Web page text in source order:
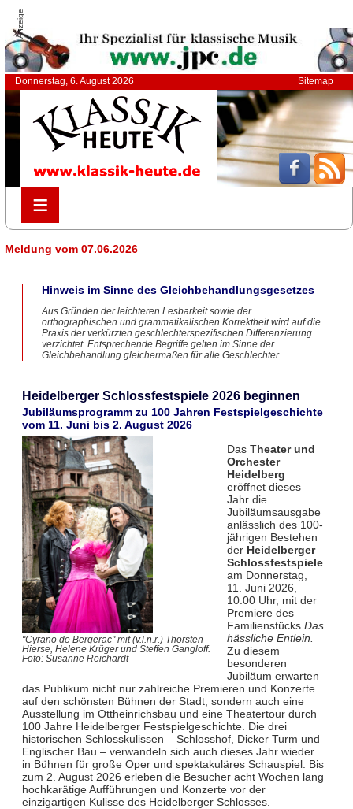
Anzeige
Donnerstag, 6. August 2026 Sitemap
≡
≡
Meldung vom 07.06.2026
Hinweis im Sinne des Gleichbehandlungsgesetzes
Aus Gründen der leichteren Lesbarkeit sowie der
orthographischen und grammatikalischen Korrektheit wird auf die
Praxis der verkürzten geschlechterspezifischen Differenzierung
verzichtet. Entsprechende Begriffe gelten im Sinne der
Gleichbehandlung gleichermaßen für alle Geschlechter.
Heidelberger Schlossfestspiele 2026 beginnen
Jubiläumsprogramm zu 100 Jahren Festspielgeschichte
vom 11. Juni bis 2. August 2026
"Cyrano de Bergerac" mit (v.l.n.r.) Thorsten
Hierse, Helene Krüger und Steffen Gangloff.
Foto: Susanne Reichardt
Das Theater und
Orchester
Heidelberg
eröffnet dieses
Jahr die
Jubiläumsausgabe
anlässlich des 100-
jährigen Bestehen
der Heidelberger
Schlossfestspiele
am Donnerstag,
11. Juni 2026,
10:00 Uhr, mit der
Premiere des
Familienstücks Das
hässliche Entlein.
Zu diesem
besonderen
Jubiläum erwarten
das Publikum nicht nur zahlreiche Premieren und Konzerte
auf den schönsten Bühnen der Stadt, sondern auch eine
Ausstellung im Ottheinrichsbau und eine Theatertour durch
100 Jahre Heidelberger Festspielgeschichte. Die drei
historischen Schlosskulissen – Schlosshof, Dicker Turm und
Englischer Bau – verwandeln sich auch dieses Jahr wieder
in Bühnen für große Oper und spektakuläres Schauspiel. Bis
zum 2. August 2026 erleben die Besucher acht Wochen lang
hochkarätige Aufführungen und Konzerte vor der
einzigartigen Kulisse des Heidelberger Schlosses.